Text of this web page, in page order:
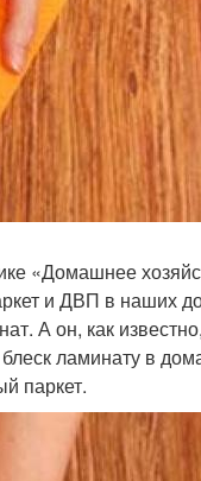
«Домашнее
и ДВП в наших
А он, как
ламинату в
паркет.